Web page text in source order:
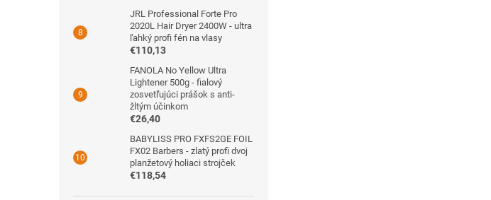
JRL Professional Forte Pro
2020L Hair Dryer 2400W - ultra
ľahký profi fén na vlasy
€110,13
FANOLA No Yellow Ultra
Lightener 500g - fialový
zosvetľujúci prášok s anti-
žltým účinkom
€26,40
BABYLISS PRO FXFS2GE FOIL
FX02 Barbers - zlatý profi dvoj
planžetový holiaci strojček
€118,54